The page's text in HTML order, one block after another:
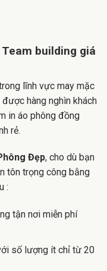
building giá
lĩnh vực may mặc
hàng nghìn khách
in áo phông đồng
rẻ.
Đẹp, cho dù bạn
tôn trọng công bằng
:
tận nơi miễn phí
số lượng ít chỉ từ 20